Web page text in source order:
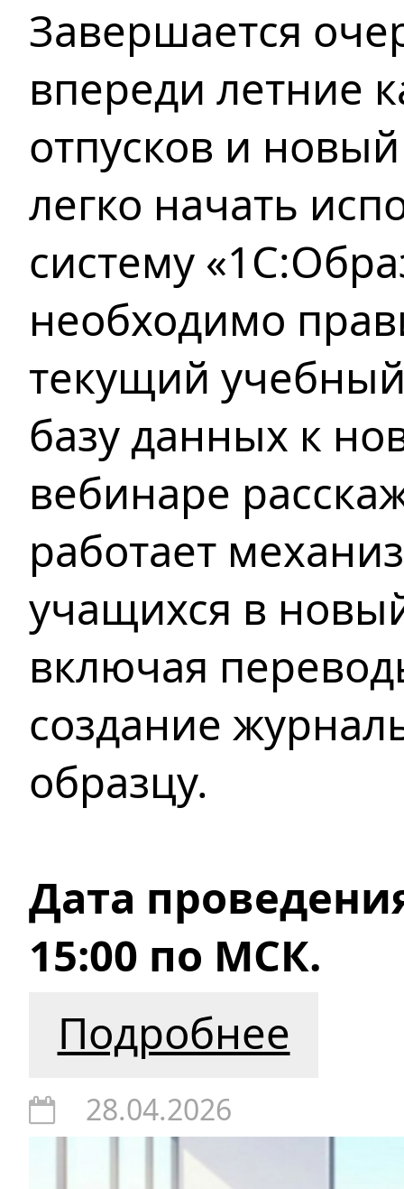
Завершается
впереди летние
отпусков и
легко начать
систему
необходимо
текущий
базу данных к
вебинаре
работает
учащихся в
включая
создание
образцу.
Дата
15:00 по МСК.
Подробнее
28.04.2026